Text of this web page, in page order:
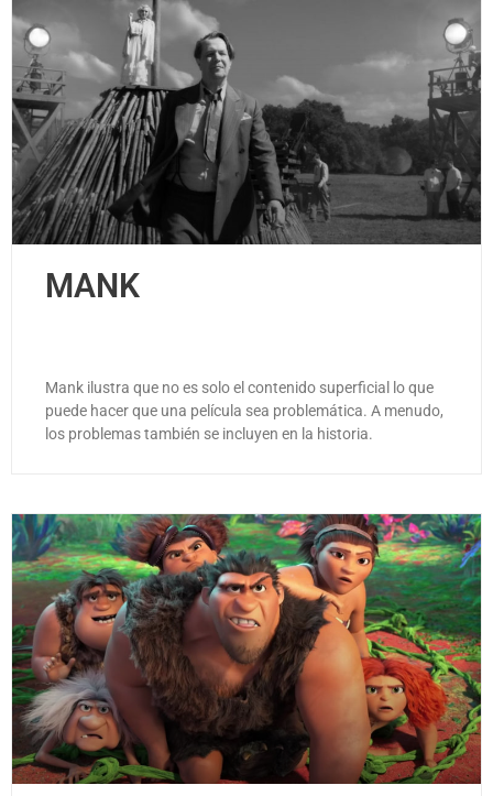
MANK
Mank ilustra que no es solo el contenido superficial lo que
puede hacer que una película sea problemática. A menudo,
los problemas también se incluyen en la historia.